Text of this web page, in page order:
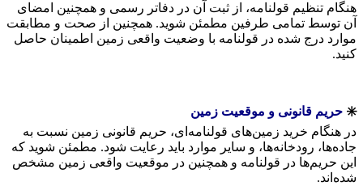
هنگام تنظیم قولنامه، از ثبت آن در دفاتر رسمی و همچنین امضای
آن توسط تمامی طرفین مطمئن شوید. همچنین از صحت و مطابقت
موارد درج شده در قولنامه با وضعیت واقعی زمین اطمینان حاصل
کنید.
✳️ حریم قانونی و موقعیت زمین
در هنگام خرید زمین‌های قولنامه‌ای، حریم قانونی زمین نسبت به
جاده‌ها، رودخانه‌ها، و سایر موارد باید رعایت شود. مطمئن شوید که
این حریم‌ها در قولنامه و همچنین در موقعیت واقعی زمین مشخص
شده‌اند.